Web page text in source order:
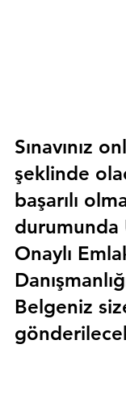
Sınavınız
şeklinde
başarılı
durumunda
Onaylı
Belgeniz